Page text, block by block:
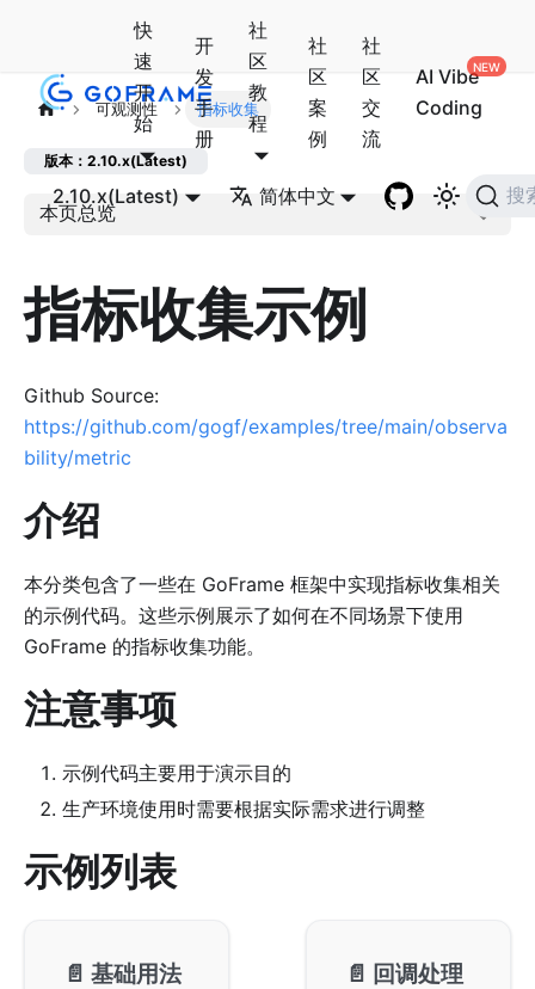
快
速
开
始
开
发
手
册
社
区
教
程
社
区
案
例
社
区
交
流
AI Vibe
Coding
2.10.x(Latest) 简体中文 搜
可观测性 指标收集
版本：2.10.x(Latest)
本页总览
指标收集示例
Github Source:
https://github.com/gogf/examples/tree/main/observa
bility/metric
介绍
本分类包含了一些在 GoFrame 框架中实现指标收集相关
的示例代码。这些示例展示了如何在不同场景下使用
GoFrame 的指标收集功能。
注意事项
示例代码主要用于演示目的
生产环境使用时需要根据实际需求进行调整
示例列表
📄️ 基础用法 📄️ 回调处理